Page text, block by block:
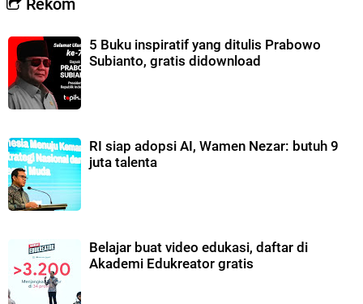
Rekom
5 Buku inspiratif yang ditulis Prabowo
Subianto, gratis didownload
RI siap adopsi AI, Wamen Nezar: butuh 9
juta talenta
Belajar buat video edukasi, daftar di
Akademi Edukreator gratis